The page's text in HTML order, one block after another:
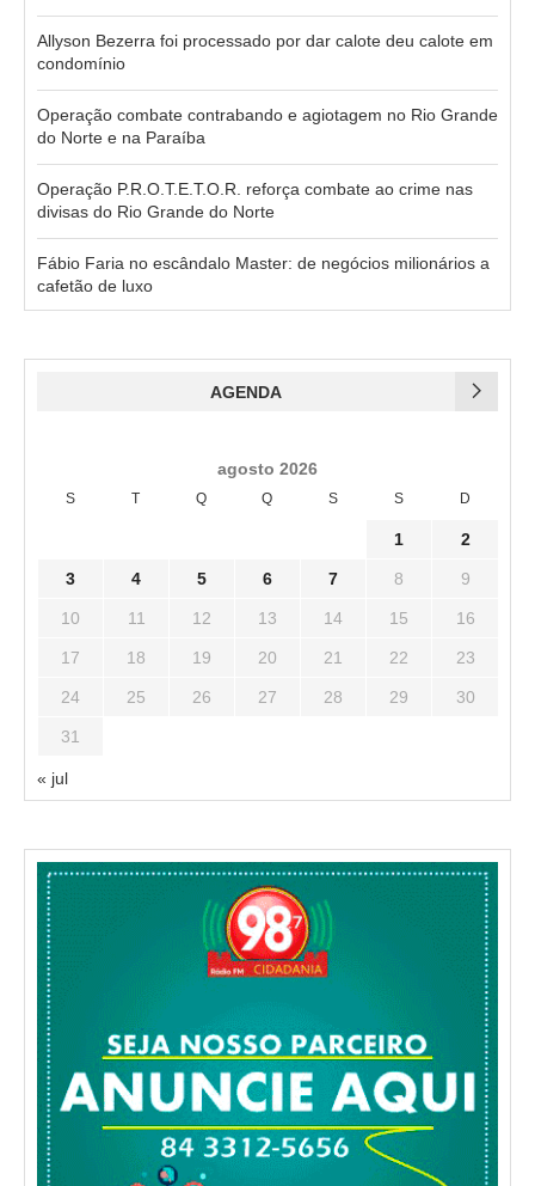
Allyson Bezerra foi processado por dar calote deu calote em
condomínio
Operação combate contrabando e agiotagem no Rio Grande
do Norte e na Paraíba
Operação P.R.O.T.E.T.O.R. reforça combate ao crime nas
divisas do Rio Grande do Norte
Fábio Faria no escândalo Master: de negócios milionários a
cafetão de luxo
AGENDA
agosto 2026
S T Q Q S S D
1 2
3 4 5 6 7 8 9
10 11 12 13 14 15 16
17 18 19 20 21 22 23
24 25 26 27 28 29 30
31
« jul